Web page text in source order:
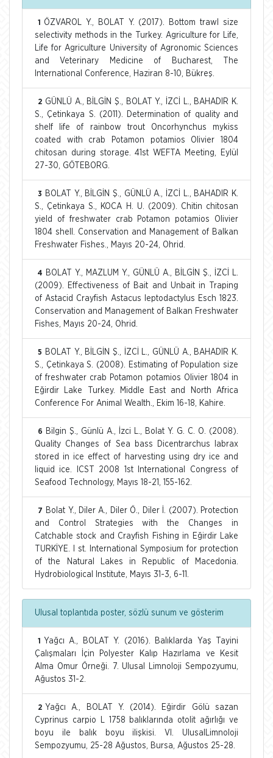
1
ÖZVAROL Y., BOLAT Y. (2017). Bottom trawl size
selectivity methods in the Turkey. Agriculture for Life,
Life for Agriculture University of Agronomic Sciences
and Veterinary Medicine of Bucharest, The
International Conference, Haziran 8-10, Bükreş.
2 GÜNLÜ A., BİLGİN Ş., BOLAT Y., İZCİ L., BAHADIR K.
S., Çetinkaya S. (2011). Determination of quality and
shelf life of rainbow trout Oncorhynchus mykiss
coated with crab Potamon potamios Olivier 1804
chitosan during storage. 41st WEFTA Meeting, Eylül
27-30, GÖTEBORG.
3
BOLAT Y., BİLGİN Ş., GÜNLÜ A., İZCİ L., BAHADIR K.
S., Çetinkaya S., KOCA H. U. (2009). Chitin chitosan
yield of freshwater crab Potamon potamios Olivier
1804 shell. Conservation and Management of Balkan
Freshwater Fishes., Mayıs 20-24, Ohrid.
4
BOLAT Y., MAZLUM Y., GÜNLÜ A., BİLGİN Ş., İZCİ L.
(2009). Effectiveness of Bait and Unbait in Traping
of Astacid Crayfish Astacus leptodactylus Esch 1823.
Conservation and Management of Balkan Freshwater
Fishes, Mayıs 20-24, Ohrid.
5
BOLAT Y., BİLGİN Ş., İZCİ L., GÜNLÜ A., BAHADIR K.
S., Çetinkaya S. (2008). Estimating of Population size
of freshwater crab Potamon potamios Olivier 1804 in
Eğirdir Lake Turkey. Middle East and North Africa
Conference For Animal Wealth., Ekim 16-18, Kahire.
6
Bilgin Ş., Günlü A., İzci L., Bolat Y. G. C. O. (2008).
Quality Changes of Sea bass Dicentrarchus labrax
stored in ice effect of harvesting using dry ice and
liquid ice. ICST 2008 1st International Congress of
Seafood Technology, Mayıs 18-21, 155-162.
7
Bolat Y., Diler A., Diler Ö., Diler İ. (2007). Protection
and Control Strategies with the Changes in
Catchable stock and Crayfish Fishing in Eğirdir Lake
TURKİYE. I st. International Symposium for protection
of the Natural Lakes in Republic of Macedonia.
Hydrobiological Institute, Mayıs 31-3, 6-11.
Ulusal toplantıda poster, sözlü sunum ve gösterim
1
Yağcı A., BOLAT Y. (2016). Balıklarda Yaş Tayini
Çalışmaları İçin Polyester Kalıp Hazırlama ve Kesit
Alma Omur Örneği. 7. Ulusal Limnoloji Sempozyumu,
Ağustos 31-2.
2 Yağcı A., BOLAT Y. (2014). Eğirdir Gölü sazan
Cyprinus carpio L 1758 balıklarında otolit ağırlığı ve
boyu ile balık boyu ilişkisi. VI. UlusalLimnoloji
Sempozyumu, 25-28 Ağustos, Bursa, Ağustos 25-28.